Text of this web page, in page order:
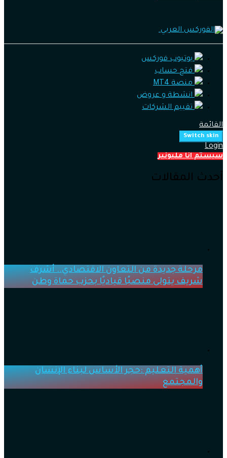
يوتيوب فوركس
فتح حساب
منصة MT4
انشطة و عروض
تقييم الشركات
القائمة
Switch skin
Login
سيستم انا مليونير
أحدث المقالات
مرحلة جديدة من التعاون الاقتصادي.. أشرف
شريف يتولى منصبًا قياديًا بحزب حماة وطن
أهمية التعليم :حجر الأساس لبناء الإنسان
والمجتمع